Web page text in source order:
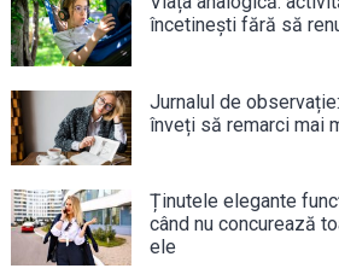
încetinești fără să
Jurnalul de
înveți să remarci mai
Ținutele elegante
când nu concurează
ele